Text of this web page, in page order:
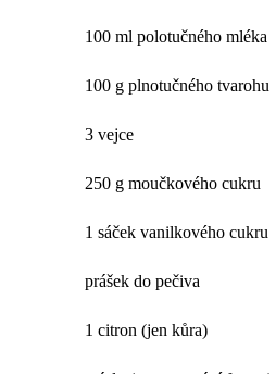
100 ml polotučného mléka
100 g plnotučného tvarohu
3 vejce
250 g moučkového cukru
1 sáček vanilkového cukru
prášek do pečiva
1 citron (jen kůra)